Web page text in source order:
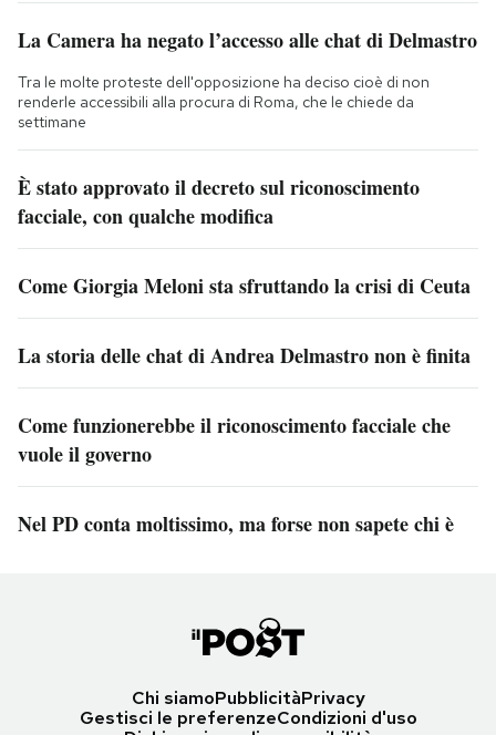
La Camera ha negato l’accesso alle chat di Delmastro
Tra le molte proteste dell'opposizione ha deciso cioè di non
renderle accessibili alla procura di Roma, che le chiede da
settimane
È stato approvato il decreto sul riconoscimento
facciale, con qualche modifica
Come Giorgia Meloni sta sfruttando la crisi di Ceuta
La storia delle chat di Andrea Delmastro non è finita
Come funzionerebbe il riconoscimento facciale che
vuole il governo
Nel PD conta moltissimo, ma forse non sapete chi è
Chi siamoPubblicitàPrivacy
Gestisci le preferenzeCondizioni d'uso